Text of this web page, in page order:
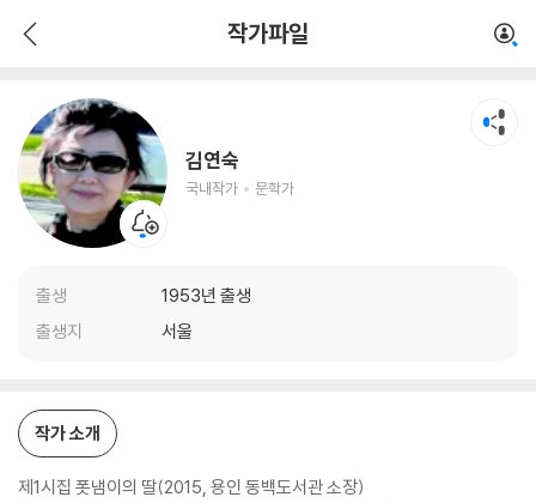
작가파일
김연숙
국내작가 문학가
출생
1953년 출생
출생지
서울
작가 소개
제1시집 폿냄이의 딸(2015, 용인 동백도서관 소장)